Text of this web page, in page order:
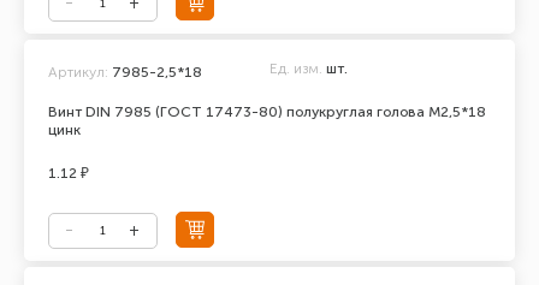
Винт DIN 7985 (ГОСТ 17473-80) полукруглая голова М2,5*18
цинк
Артикул: 7985-2,5*18 Ед. изм. шт.
1.12 ₽